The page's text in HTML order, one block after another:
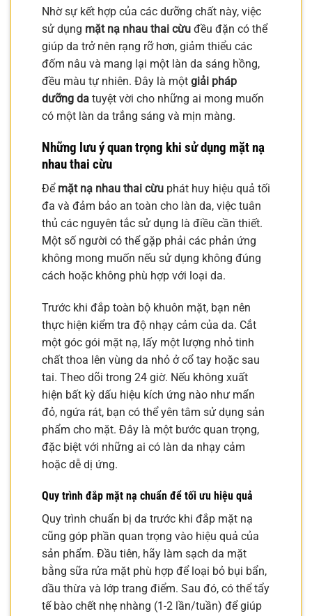
Nhờ sự kết hợp của các dưỡng chất này, việc
sử dụng mặt nạ nhau thai cừu đều đặn có thể
giúp da trở nên rạng rỡ hơn, giảm thiểu các
đốm nâu và mang lại một làn da sáng hồng,
đều màu tự nhiên. Đây là một giải pháp
dưỡng da tuyệt vời cho những ai mong muốn
có một làn da trắng sáng và mịn màng.
Những lưu ý quan trọng khi sử dụng mặt nạ
nhau thai cừu
Để mặt nạ nhau thai cừu phát huy hiệu quả tối
đa và đảm bảo an toàn cho làn da, việc tuân
thủ các nguyên tắc sử dụng là điều cần thiết.
Một số người có thể gặp phải các phản ứng
không mong muốn nếu sử dụng không đúng
cách hoặc không phù hợp với loại da.
Trước khi đắp toàn bộ khuôn mặt, bạn nên
thực hiện kiểm tra độ nhạy cảm của da. Cắt
một góc gói mặt nạ, lấy một lượng nhỏ tinh
chất thoa lên vùng da nhỏ ở cổ tay hoặc sau
tai. Theo dõi trong 24 giờ. Nếu không xuất
hiện bất kỳ dấu hiệu kích ứng nào như mẩn
đỏ, ngứa rát, bạn có thể yên tâm sử dụng sản
phẩm cho mặt. Đây là một bước quan trọng,
đặc biệt với những ai có làn da nhạy cảm
hoặc dễ dị ứng.
Quy trình đắp mặt nạ chuẩn để tối ưu hiệu quả
Quy trình chuẩn bị da trước khi đắp mặt nạ
cũng góp phần quan trọng vào hiệu quả của
sản phẩm. Đầu tiên, hãy làm sạch da mặt
bằng sữa rửa mặt phù hợp để loại bỏ bụi bẩn,
dầu thừa và lớp trang điểm. Sau đó, có thể tẩy
tế bào chết nhẹ nhàng (1-2 lần/tuần) để giúp